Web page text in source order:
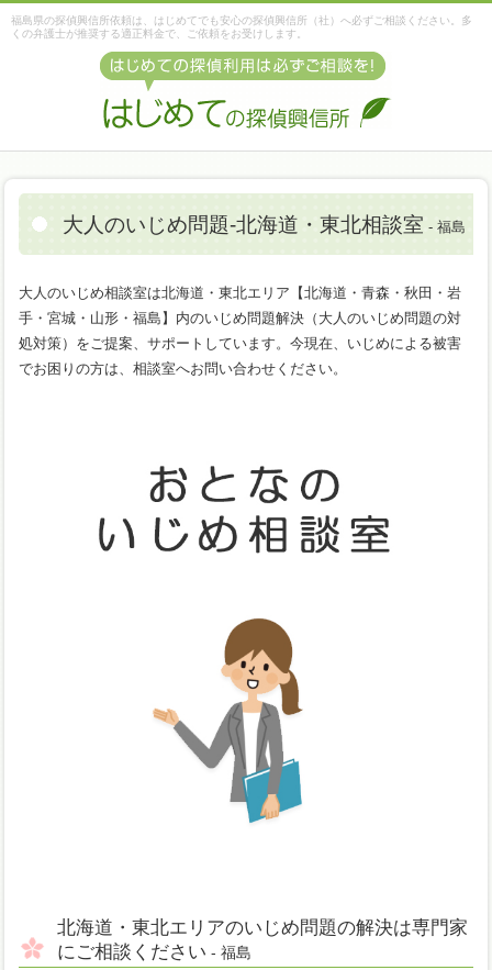
大人のいじめ問題-北海道・東北相談室 - 福島
大人のいじめ相談室は北海道・東北エリア【北海道・青森・秋田・岩
手・宮城・山形・福島】内のいじめ問題解決（大人のいじめ問題の対
処対策）をご提案、サポートしています。今現在、いじめによる被害
でお困りの方は、相談室へお問い合わせください。
北海道・東北エリアのいじめ問題の解決は専門家
にご相談ください - 福島
福島県の探偵興信所依頼は、はじめてでも安心の探偵興信所（社）へ必ずご相談ください。多
くの弁護士が推奨する適正料金で、ご依頼をお受けします。